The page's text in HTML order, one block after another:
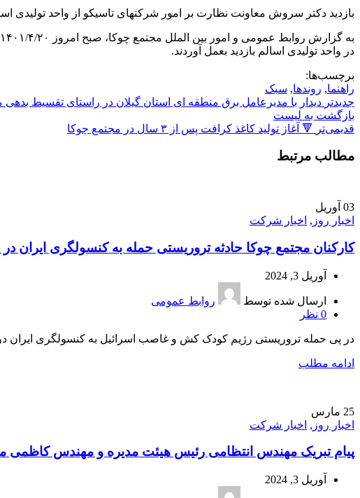
بازدید دکتر سروش معاونت نظارت بر امور شرکتهای تاسیکو از واحد تولیدی
در واحد تولیدی اسالم بازدید بعمل آوردند.
برچسب‌ها:
راهنما, روندها, سبک
جدیدتر دیدار با مدیرعامل برق منطقه ای استان گیلان در راستای تقسیط بدهی
بازگشت به لیست
قدیمی‌تر
🔻 آغاز تولید کاغذ کرافت پس از ۳ سال در مجتمع چوکا
مطالب مرتبط
03 آوریل
اخبار روز , اخبار شرکت
کارکنان مجتمع چوکا حادثه تروریستی حمله به کنسولگری ایران
آوریل 3, 2024
ارسال شده توسط
روابط عمومی
0 نظر
️در پی حمله تروریستی رژیم کودک کش و غاصب اسرائیل به کنسولگری ایران
ادامه مطلب
25 مارس
اخبار روز , اخبار شرکت
پیام تبریک مهندس انتظامی رئیس هیئت مدیره و مهندس کاظمی
آوریل 3, 2024